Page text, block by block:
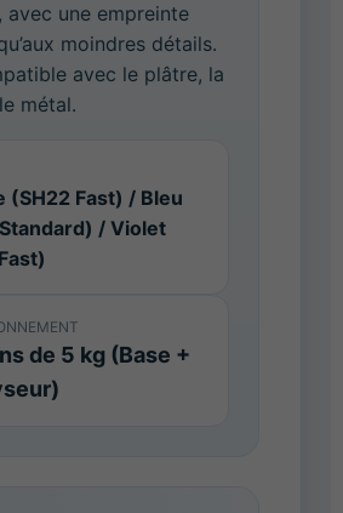
avec une empreinte
moindres détails.
avec le plâtre, la
métal.
(SH22 Fast) / Bleu
/ Violet
de 5 kg (Base +